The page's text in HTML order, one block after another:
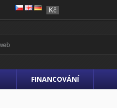
Kč
FINANCOVÁNÍ